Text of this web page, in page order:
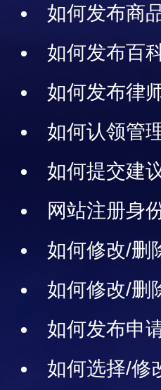
信息如何发布商
如何发布百
如何发布律
标事务所、旅
如何认领管
如何提交建
网站注册身
如何修改/删
讯修改与删除
如何修改/删
南
如何发布申
蔽/删除申请代
如何选择/修